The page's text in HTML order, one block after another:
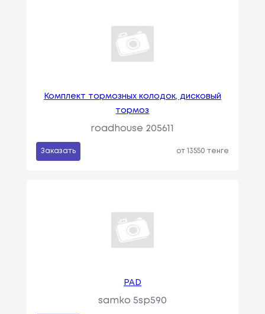
Комплект тормозных колодок, дисковый
тормоз
roadhouse 205611
Заказать от 13550 тенге
PAD
samko 5sp590